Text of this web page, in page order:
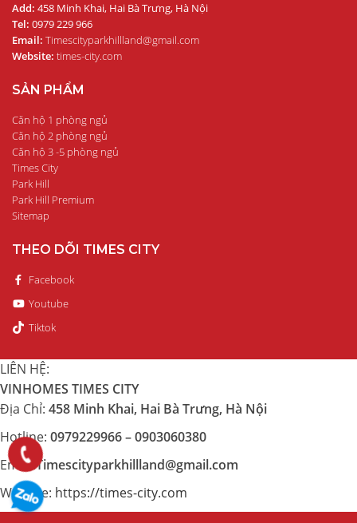
Add: 458 Minh Khai, Hai Bà Trưng, Hà Nội
Tel: 0979 229 966
Email: Timescityparkhillland@gmail.com
Website: times-city.com
SẢN PHẨM
Căn hộ 1 phòng ngủ
Căn hộ 2 phòng ngủ
Căn hộ 3 -5 phòng ngủ
Times City
Park Hill
Park Hill Premium
Sitemap
THEO DÕI TIMES CITY
Facebook
Youtube
Tiktok
LIÊN HỆ:
VINHOMES TIMES CITY
Địa Chỉ: 458 Minh Khai, Hai Bà Trưng, Hà Nội
Hotline: 0979229966 – 0903060380
Email:Timescityparkhillland@gmail.com
Website: https://times-city.com